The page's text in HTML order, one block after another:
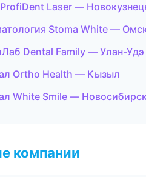
Laser —
Stoma White —
Dental Family — Улан-Удэ
Ortho Health — Кызыл
White Smile —
компании